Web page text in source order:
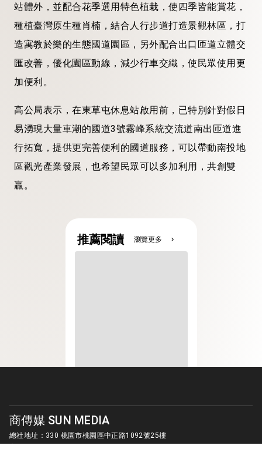
站體外，並配合花季選用特色植栽，使四季皆能賞花，
種植臺灣原生種肖楠，結合人行步道打造景觀林區，打
造寓教於樂的生態國道園區，另外配合出口匝道立體交
匯改善，優化園區動線，減少行車交織，使民眾使用更
加便利。
高公局表示，在東草屯休息站啟用前，已特別針對假日
易湧現大量車潮的國道3號霧峰系統交流道南出匝道進
行拓寬，提供更完善便利的國道服務，可以帶動南投地
區觀光產業發展，也希望民眾可以多加利用，共創雙
贏。
推薦閱讀 瀏覽更多 chevron_right
商傳媒 SUN MEDIA
總社地址：330 桃園市桃園區中正路1092號25樓